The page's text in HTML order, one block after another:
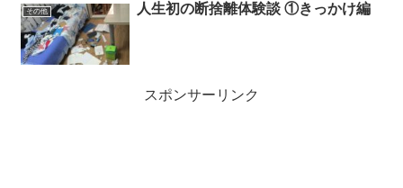
その他 人生初の断捨離体験談 ①きっかけ編
スポンサーリンク